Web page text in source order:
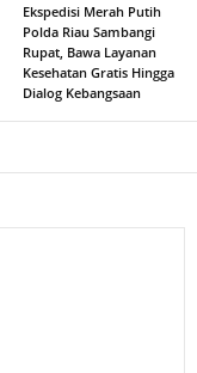
Ekspedisi Merah Putih
Polda Riau Sambangi
Rupat, Bawa Layanan
Kesehatan Gratis Hingga
Dialog Kebangsaan